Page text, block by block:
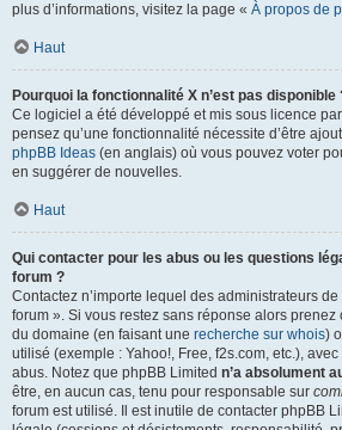
plus d’informations, visitez la page « À propos de
Haut
Pourquoi la fonctionnalité X n’est pas disponible
Ce logiciel a été développé et mis sous licence
pensez qu’une fonctionnalité nécessite d’être
phpBB Ideas (en anglais) où vous pouvez voter
en suggérer de nouvelles.
Haut
Qui contacter pour les abus ou les questions
forum ?
Contactez n’importe lequel des administrateurs de
forum ». Si vous restez sans réponse alors
du domaine (en faisant une recherche sur whois)
utilisé (exemple : Yahoo!, Free, f2s.com, etc.),
abus. Notez que phpBB Limited n’a absolument
être, en aucun cas, tenu pour responsable sur
forum est utilisé. Il est inutile de contacter phpBB